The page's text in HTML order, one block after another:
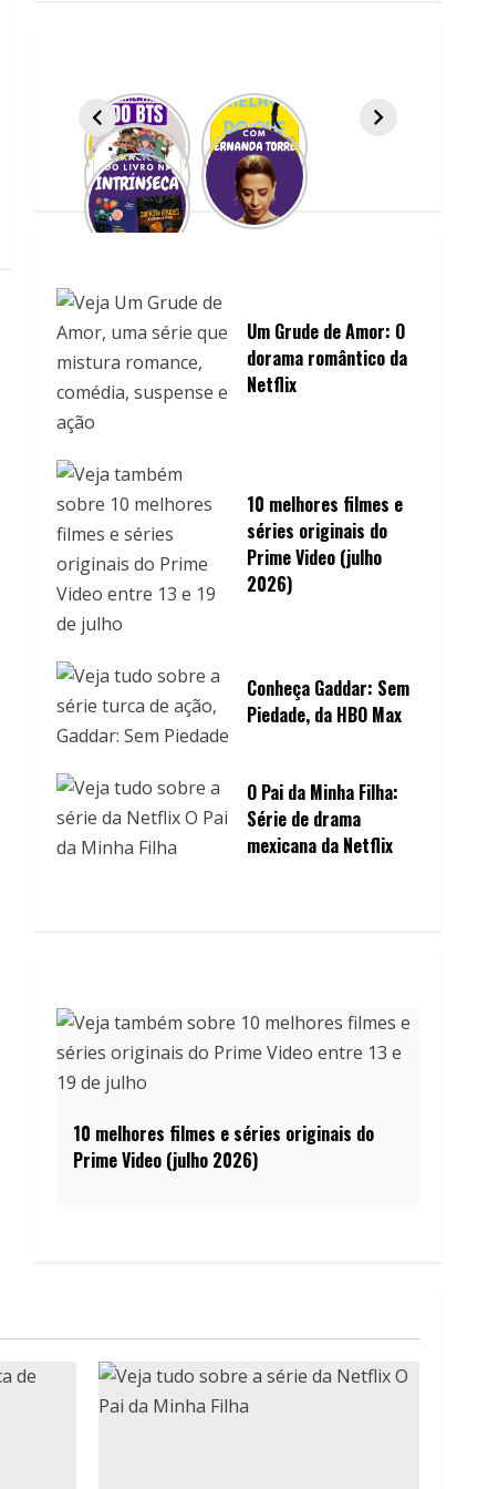
Um Grude de Amor: O
dorama romântico da
Netflix
10 melhores filmes e
séries originais do
Prime Video (julho
2026)
Conheça Gaddar: Sem
Piedade, da HBO Max
O Pai da Minha Filha:
Série de drama
mexicana da Netflix
10 melhores filmes e séries originais do
Prime Video (julho 2026)